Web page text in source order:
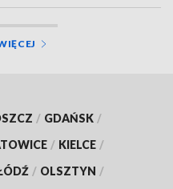
/ GDAŃSK /
/ KIELCE /
/ OLSZTYN /